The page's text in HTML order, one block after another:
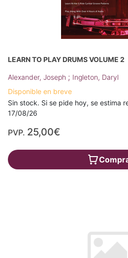
LEARN TO PLAY DRUMS VOLUME 2
Alexander, Joseph ; Ingleton, Daryl
Disponible en breve
Sin stock. Si se pide hoy, se estima
17/08/26
PVP. 25,00€